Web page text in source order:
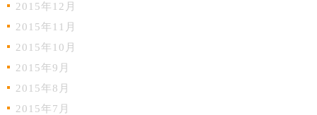
2015年12月
2015年11月
2015年10月
2015年9月
2015年8月
2015年7月